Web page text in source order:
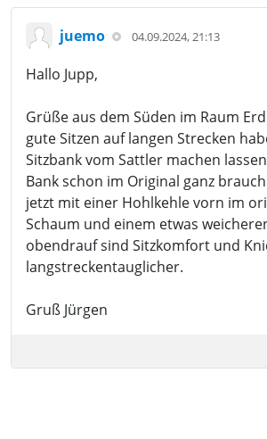
juemo 04.09.2024, 21:13
Hallo Jupp,
Grüße aus dem Süden im Raum
gute Sitzen auf langen Strecken
Sitzbank vom Sattler machen
Bank schon im Original ganz
jetzt mit einer Hohlkehle vorn im
Schaum und einem etwas
obendrauf sind Sitzkomfort und
langstreckentauglicher.
Gruß Jürgen